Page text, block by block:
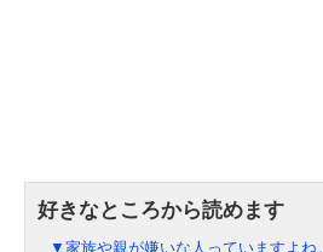
▼家族や親が嫌いな人っていますよね。